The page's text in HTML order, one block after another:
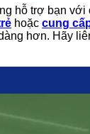
hỗ trợ bạn với
hoặc cung
hơn. Hãy